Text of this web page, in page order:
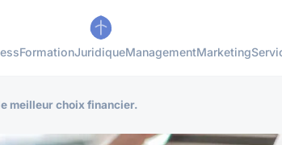
FormationJuridiqueManagementMarketing
meilleur choix financier.